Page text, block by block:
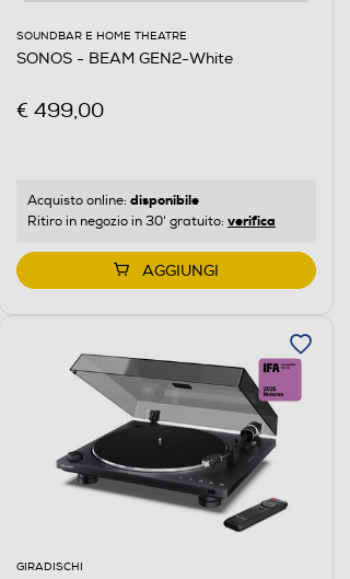
SOUNDBAR E HOME THEATRE
SONOS - BEAM GEN2-White
€ 499,00
Acquisto online: disponibile
Ritiro in negozio in 30' gratuito: verifica
AGGIUNGI
GIRADISCHI